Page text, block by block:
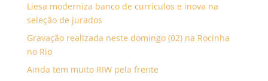
Liesa moderniza banco de currículos e inova na
seleção de jurados
Gravação realizada neste domingo (02) na Rocinha
no Rio
Ainda tem muito RIW pela frente